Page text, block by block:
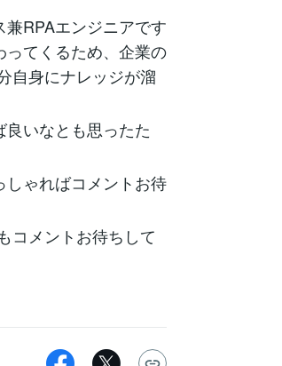
RPAエンジニアです
てくるため、企業の
自身にナレッジが溜
いなとも思ったた
ゃればコメントお待
コメントお待ちして